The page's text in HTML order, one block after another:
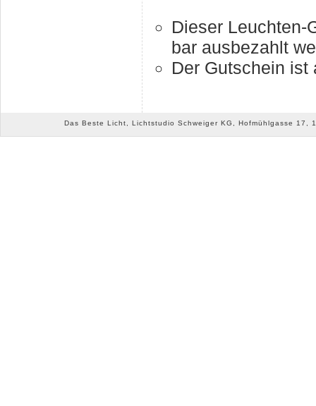
Dieser Leuchten-
bar ausbezahlt
Der Gutschein ist
Das Beste Licht, Lichtstudio Schweiger KG, Hofmühlgasse